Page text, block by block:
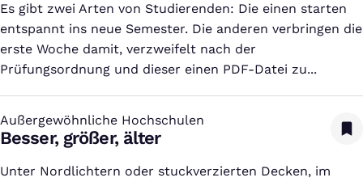
Es gibt zwei Arten von Studierenden: Die einen starten
entspannt ins neue Semester. Die anderen verbringen die
erste Woche damit, verzweifelt nach der
Prüfungsordnung und dieser einen PDF-Datei zu...
Außergewöhnliche Hochschulen
:
Besser, größer, älter
Unter Nordlichtern oder stuckverzierten Decken, im